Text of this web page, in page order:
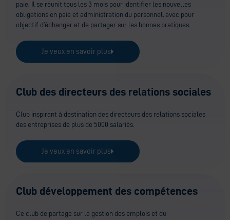
paie. Il se réunit tous les 3 mois pour identifier les nouvelles
obligations en paie et administration du personnel, avec pour
objectif d’échanger et de partager sur les bonnes pratiques.
Je veux en savoir plus
Club des directeurs des relations sociales
Club inspirant à destination des directeurs des relations sociales
des entreprises de plus de 5000 salariés.
Je veux en savoir plus
Club développement des compétences
Ce club de partage sur la gestion des emplois et du